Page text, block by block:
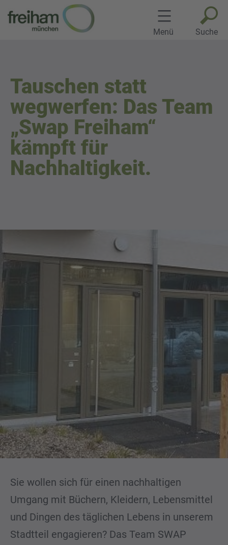
Inhalt
springen
Menü Suche
Tauschen statt
wegwerfen: Das Team
„Swap Freiham“
kämpft für
Nachhaltigkeit.
Sie wollen sich für einen nachhaltigen
Umgang mit Büchern, Kleidern, Lebensmittel
und Dingen des täglichen Lebens in unserem
Stadtteil engagieren? Das Team SWAP